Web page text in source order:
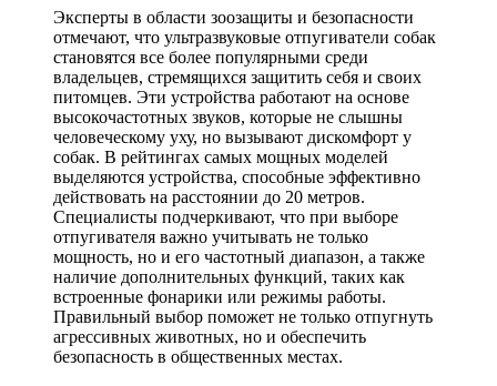
Эксперты в области зоозащиты и безопасности
отмечают, что ультразвуковые отпугиватели собак
становятся все более популярными среди
владельцев, стремящихся защитить себя и своих
питомцев. Эти устройства работают на основе
высокочастотных звуков, которые не слышны
человеческому уху, но вызывают дискомфорт у
собак. В рейтингах самых мощных моделей
выделяются устройства, способные эффективно
действовать на расстоянии до 20 метров.
Специалисты подчеркивают, что при выборе
отпугивателя важно учитывать не только
мощность, но и его частотный диапазон, а также
наличие дополнительных функций, таких как
встроенные фонарики или режимы работы.
Правильный выбор поможет не только отпугнуть
агрессивных животных, но и обеспечить
безопасность в общественных местах.